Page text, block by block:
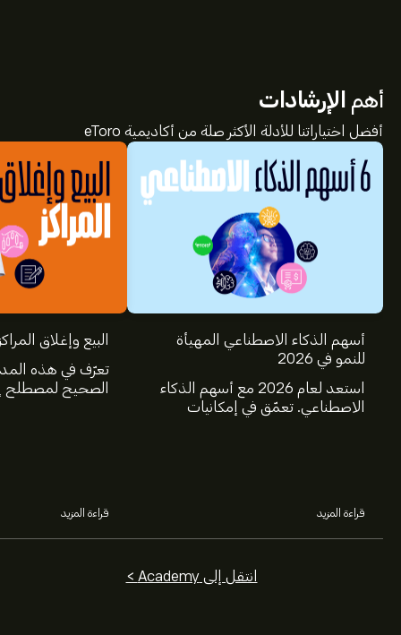
أهم الإرشادات
أفضل اختياراتنا للأدلة الأكثر صلة من أكاديمية eToro
أسهم الذكاء الاصطناعي المهيأة
للنمو في 2026
استعد لعام 2026 مع أسهم الذكاء
الاصطناعي. تعمّق في إمكانيات
قراءة المزيد
البيع وإغلاق
تعرّف في هذه
الصحيح لمصطلح
قراءة المزيد
انتقل إلى Academy >